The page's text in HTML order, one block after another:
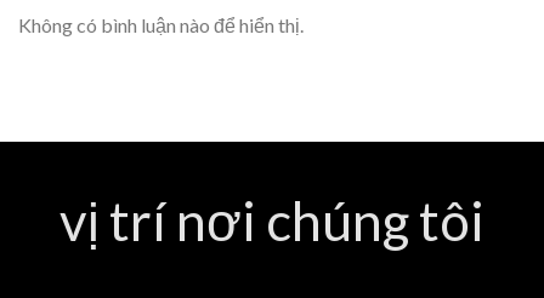
Không có bình luận nào để hiển thị.
vị trí nơi chúng tôi